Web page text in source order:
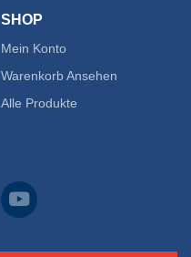
SHOP
Mein Konto
Warenkorb Ansehen
Alle Produkte